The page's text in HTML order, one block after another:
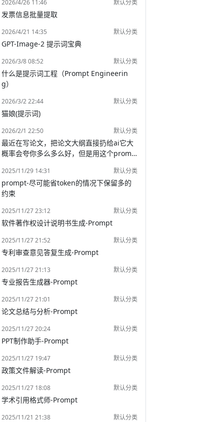
2026/4/26 11:46 默认分类
发票信息批量提取
2026/4/21 14:35 默认分类
GPT-Image-2 提示词宝典
2026/3/8 08:52 默认分类
什么是提示词工程（Prompt Engineerin
g）
2026/3/2 22:44 默认分类
猫娘(提示词)
2026/2/1 22:50 默认分类
最近在写论文，把论文大纲直接扔给ai它大
概率会夸你多么多么好，但是用这个promp
2025/11/29 14:31 默认分类
prompt-尽可能省token的情况下保留多的
约束
2025/11/27 23:12 默认分类
软件著作权设计说明书生成-Prompt
2025/11/27 21:52 默认分类
专利审查意见答复生成-Prompt
2025/11/27 21:13 默认分类
专业报告生成器-Prompt
2025/11/27 21:01 默认分类
论文总结与分析-Prompt
2025/11/27 20:24 默认分类
PPT制作助手-Prompt
2025/11/27 19:47 默认分类
政策文件解读-Prompt
2025/11/27 18:08 默认分类
学术引用格式师-Prompt
2025/11/21 21:38 默认分类